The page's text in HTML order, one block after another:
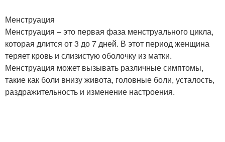
Менструация
Менструация – это первая фаза менструального цикла,
которая длится от 3 до 7 дней. В этот период женщина
теряет кровь и слизистую оболочку из матки.
Менструация может вызывать различные симптомы,
такие как боли внизу живота, головные боли, усталость,
раздражительность и изменение настроения.